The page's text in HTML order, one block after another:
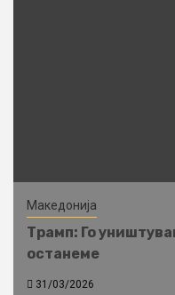
Македонија
Трамп: Го
останеме
31/03/2026